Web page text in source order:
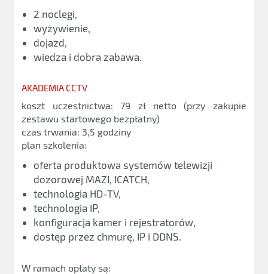
2 noclegi,
wyżywienie,
dojazd,
wiedza i dobra zabawa.
AKADEMIA CCTV
koszt uczestnictwa: 79 zł netto (przy zakupie
zestawu startowego bezpłatny)
czas trwania: 3,5 godziny
plan szkolenia:
oferta produktowa systemów telewizji
dozorowej MAZI, ICATCH,
technologia HD-TV,
technologia IP,
konfiguracja kamer i rejestratorów,
dostęp przez chmurę, IP i DDNS.
W ramach opłaty są: